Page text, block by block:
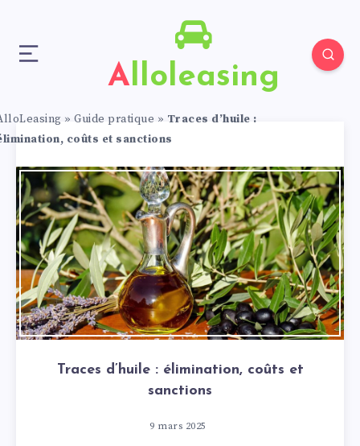
Alloleasing
» Guide pratique » Traces d’huile :
coûts et sanctions
Traces d’huile : élimination, coûts et
sanctions
9 mars 2025